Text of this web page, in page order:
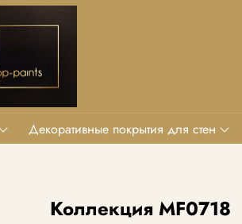
Декоративные покрытия для стен
Коллекция MF0718